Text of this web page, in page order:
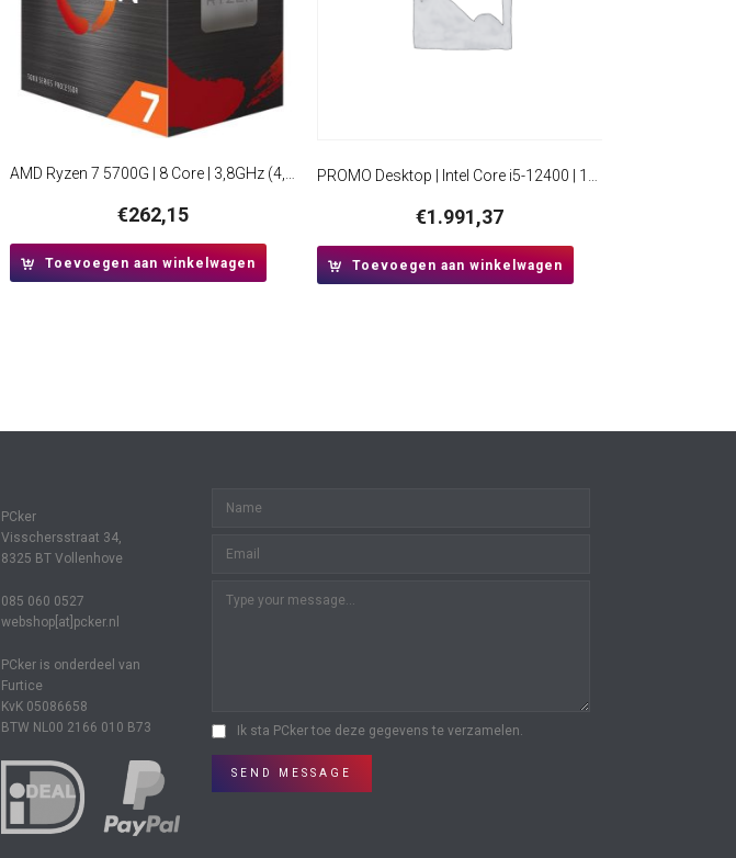
€262,15
Toevoegen aan winkelwagen
€1.991,37
Toevoegen aan winkelwagen
PCker
Visschersstraat 34,
8325 BT Vollenhove
085 060 0527
webshop[at]pcker.nl
PCker is onderdeel van
Furtice
KvK 05086658
BTW NL00 2166 010 B73
Ik sta PCker toe deze gegevens te verzamelen.
SEND MESSAGE